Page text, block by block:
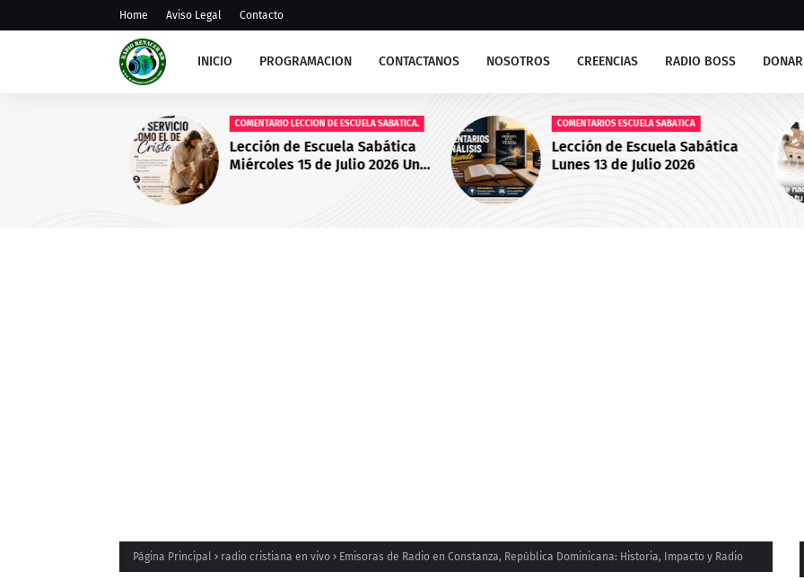
Home Aviso Legal Contacto
INICIO PROGRAMACION CONTACTANOS NOSOTROS CREENCIAS RADIO BOSS DONAR
COMENTARIO LECCION DE ESCUELA SABATICA.
Lección de Escuela Sabática
Miércoles 15 de Julio 2026 Un
COMENTARIOS ESCUELA SABATICA
Lección de Escuela Sabática
Lunes 13 de Julio 2026
Página Principal radio cristiana en vivo Emisoras de Radio en Constanza, República Dominicana: Historia, Impacto y Radio